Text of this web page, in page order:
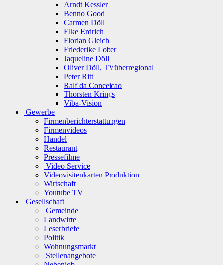
Arndt Kessler
Benno Good
Carmen Döll
Elke Erdrich
Florian Gleich
Friederike Lober
Jaqueline Döll
Oliver Döll, TVüberregional
Peter Ritt
Ralf da Conceicao
Thorsten Krings
Viba-Vision
Gewerbe
Firmenberichterstattungen
Firmenvideos
Handel
Restaurant
Pressefilme
Video Service
Videovisitenkarten Produktion
Wirtschaft
Youtube TV
Gesellschaft
Gemeinde
Landwirte
Leserbriefe
Politik
Wohnungsmarkt
Stellenangebote